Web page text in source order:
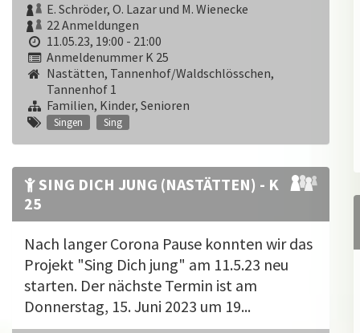
E. Schröder, O. Lazar und M. Wienecke
22 Anmeldungen
11.05.23, 19:00 - 21:00
Anmeldenummer K 25
Nastätten, Tannenhof/Waldschlösschen,
Tannenhof 1
Familien, Kinder, Senioren
Singen Sing
SING DICH JUNG (NASTÄTTEN) - K
25
Nach langer Corona Pause konnten wir das
Projekt "Sing Dich jung" am 11.5.23 neu
starten. Der nächste Termin ist am
Donnerstag, 15. Juni 2023 um 19...